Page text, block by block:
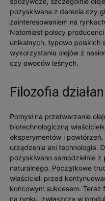
pozyskiwane z derenia czy
zainteresowaniem na
Natomiast polscy
unikalnych, typowo polskich
wykorzystaniu olejów z
czy owoców leśnych.
Filozofia
Pomysł na przetwarzanie
biotechnologiczną
eksperymentów i powtórzeń,
urządzenia ani technologia.
pozyskiwano samodzielnie
naturalnego. Początkowe
właścicieli przed
końcowym sukcesem.
na rynku, zwłaszcza w